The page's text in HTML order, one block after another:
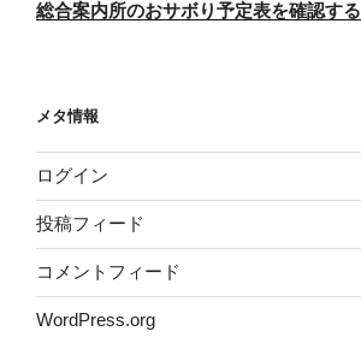
総合案内所のおサボり予定表を確認する
メタ情報
ログイン
投稿フィード
コメントフィード
WordPress.org